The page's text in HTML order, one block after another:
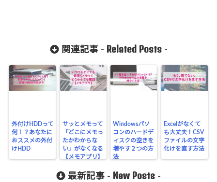
関連記事 - Related Posts-
外付けHDDって
何！？あなたに
おススメの外付
けHDD
サッとメモって
「どこにメモっ
たかわからな
い」がなくなる
【メモアプリ】
Windowsパソ
コンのハードデ
ィスクの空きを
増やす２つの方
法
Excelがなくて
も大丈夫！CSV
ファイルの文字
化けを直す方法
最新記事 - New Posts -